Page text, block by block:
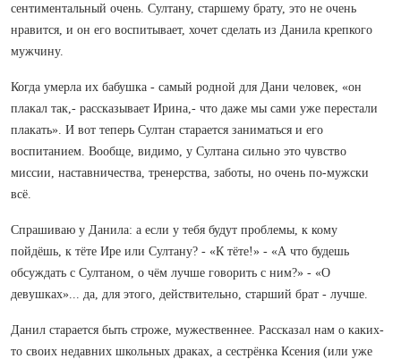
сентиментальный очень. Султану, старшему брату, это не очень
нравится, и он его воспитывает, хочет сделать из Данила крепкого
мужчину.
Когда умерла их бабушка - самый родной для Дани человек, «он
плакал так,- рассказывает Ирина,- что даже мы сами уже перестали
плакать». И вот теперь Султан старается заниматься и его
воспитанием. Вообще, видимо, у Султана сильно это чувство
миссии, наставничества, тренерства, заботы, но очень по-мужски
всё.
Спрашиваю у Данила: а если у тебя будут проблемы, к кому
пойдёшь, к тёте Ире или Султану? - «К тёте!» - «А что будешь
обсуждать с Султаном, о чём лучше говорить с ним?» - «О
девушках»... да, для этого, действительно, старший брат - лучше.
Данил старается быть строже, мужественнее. Рассказал нам о каких-
то своих недавних школьных драках, а сестрёнка Ксения (или уже